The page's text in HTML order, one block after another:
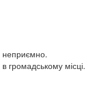
неприємно.
громадському місці.